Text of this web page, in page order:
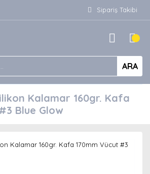
Sipariş Takibi
ARA
Kalamar 160gr. Kafa
Blue Glow